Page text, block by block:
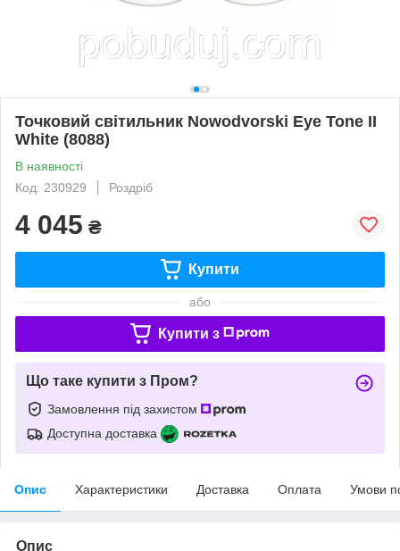
Точковий світильник Nowodvorski Eye Tone II
White (8088)
В наявності
Код: 230929
Роздріб
4 045 ₴
Купити
або
Купити з
Що таке купити з Пром?
Замовлення під захистом
Доступна доставка
Опис Характеристики Доставка Оплата Умови
Опис